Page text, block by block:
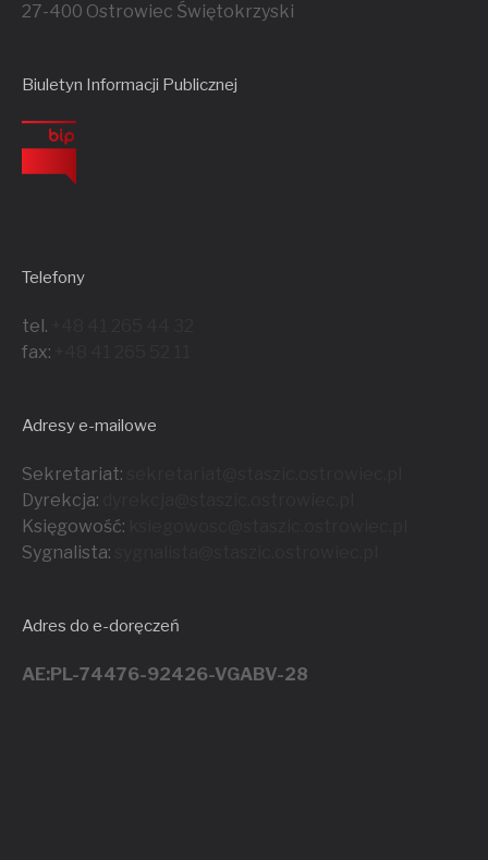
27-400 Ostrowiec Świętokrzyski
Biuletyn Informacji Publicznej
Telefony
tel.
fax:
Adresy e-mailowe
Sekretariat:
Dyrekcja:
Księgowość:
Sygnalista:
Adres do e-doręczeń
AE:PL-74476-92426-VGABV-28